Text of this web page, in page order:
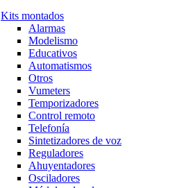
Kits montados
Alarmas
Modelismo
Educativos
Automatismos
Otros
Vumeters
Temporizadores
Control remoto
Telefonía
Sintetizadores de voz
Reguladores
Ahuyentadores
Osciladores